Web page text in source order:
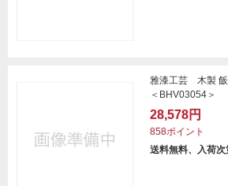
雅漆工芸 木製 飯
＜BHV03054＞
28,578円
858ポイント
送料無料、入荷次